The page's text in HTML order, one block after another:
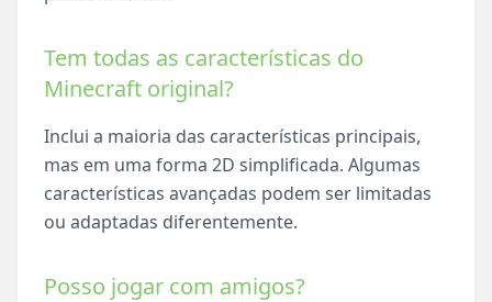
Tem todas as características do
Minecraft original?
Inclui a maioria das características principais,
mas em uma forma 2D simplificada. Algumas
características avançadas podem ser limitadas
ou adaptadas diferentemente.
Posso jogar com amigos?